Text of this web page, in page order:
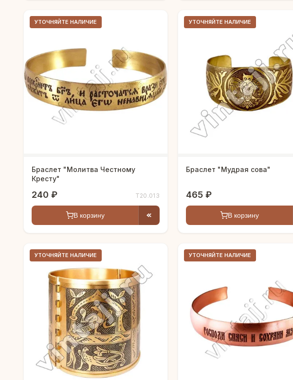
УТОЧНЯЙТЕ НАЛИЧИЕ
Браслет "Молитва Честному
Кресту"
240 ₽ Т20.013
В корзину
УТОЧНЯЙТЕ НАЛИЧИЕ
Браслет "Мудрая сова"
465 ₽
В корзину
УТОЧНЯЙТЕ НАЛИЧИЕ УТОЧНЯЙТЕ НАЛИЧИЕ